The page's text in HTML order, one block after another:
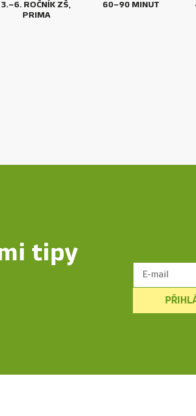
3.–⁠⁠⁠⁠⁠⁠6. ROČNÍK ZŠ,
PRIMA
60–⁠⁠⁠⁠⁠⁠90 MINUT
tipy